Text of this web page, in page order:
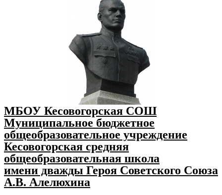
МБОУ Кесовогорская СОШ
Муниципальное бюджетное
общеобразовательное учреждение
Кесовогорская средняя
общеобразовательная школа
имени дважды Героя Советского Союза
А.В. Алелюхина